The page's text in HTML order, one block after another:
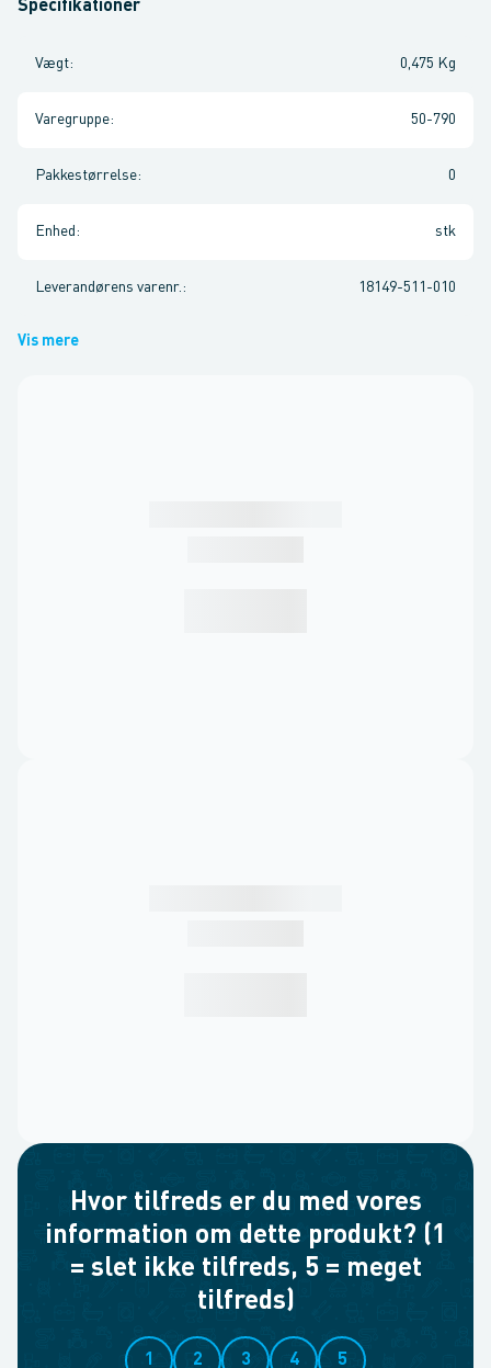
Specifikationer
Vægt: 0,475 Kg
Varegruppe: 50-790
Pakkestørrelse: 0
Enhed : stk
Leverandørens varenr. : 18149-511-010
Vis mere
Hvor tilfreds er du med vores
information om dette produkt? (1
= slet ikke tilfreds, 5 = meget
tilfreds)
1 2 3 4 5